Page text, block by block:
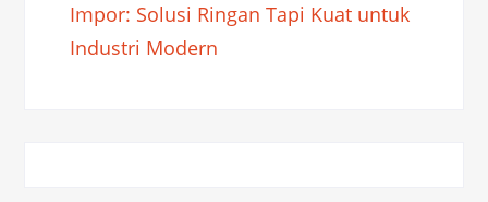
Impor: Solusi Ringan Tapi Kuat untuk
Industri Modern